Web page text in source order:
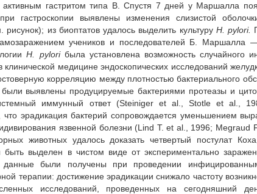
активным гастритом типа В. Спустя 7 дней у Маршалла
гастроскопии выявлены изменения слизистой
рисунок); из биоптатов удалось выделить культуру H. рylori.
учеников и последователей Б.
H. pyloriбыла установлена возможность случайного
медицине эндоскопических исследований
корреляцию между плотностью бактериального
выявлены продуцируемые бактериями протеазы и
иммунный ответ (Steiniger et al., Stotle et al.,
эрадикация бактерий сопровождается уменьшением
язвенной болезни (Lind T. et al., 1996;
животных удалось доказать четвертый постулат
выделен в чистом виде от экспериментально
были получены при проведении
терапии: достижение эрадикации снижало частоту
исследований, проведенных на сегодняшний